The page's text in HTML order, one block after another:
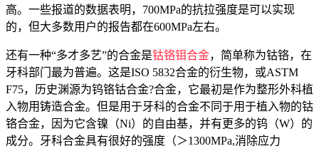
高。一些报道的数据表明，700MPa的抗拉强度是可以实现
的，但大多数用户的报告都在600MPa左右。
还有一种“多才多艺”的合金是钴铬钼合金，简单称为钴铬，在
牙科部门最为普遍。这是ISO 5832合金的衍生物，或ASTM
F75，历史渊源为钨铬钴合金?合金，它最初是作为整形外科植
入物用铸造合金。但是用于牙科的合金不同于用于植入物的钴
铬合金，因为它含镍（Ni）的自由基，并有更多的钨（W）的
成分。牙科合金具有很好的强度（＞1300MPa,消除应力